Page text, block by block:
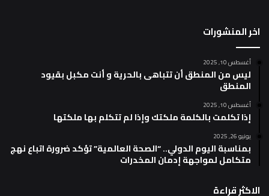
اخر المنشورات
أغسطس 10, 2025
ليس من المنطق أن تتباهى بالحرية و أنت مكبل بقيود
المنطق
أغسطس 10, 2025
إذا تكلمت بالكلمة ملكتك وإذا لم تتكلم بها ملكتها
يونيو 26, 2025
بمناسبة اليوم الدولي.. “الصحة العالمية” تؤكد ضرورة اتباع نهج
متكامل لمواجهة إدمان المخدرات
الاكثر قراءة